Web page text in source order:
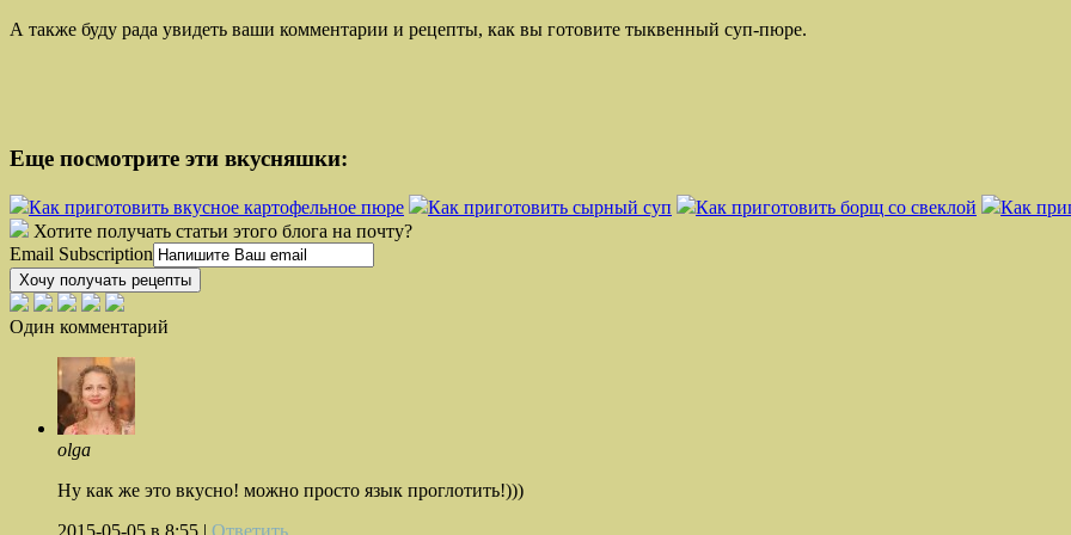
А также буду рада увидеть ваши комментарии и рецепты, как вы готовите тыквенный суп-пюре.
Еще посмотрите эти вкусняшки:
Как приготовить вкусное картофельное пюре Как приготовить сырный суп Как приготовить борщ со свеклой
Как
Хотите получать статьи этого блога на почту?
Email Subscription
Хочу получать рецепты
Один комментарий
olga
Ну как же это вкусно! можно просто язык проглотить!)))